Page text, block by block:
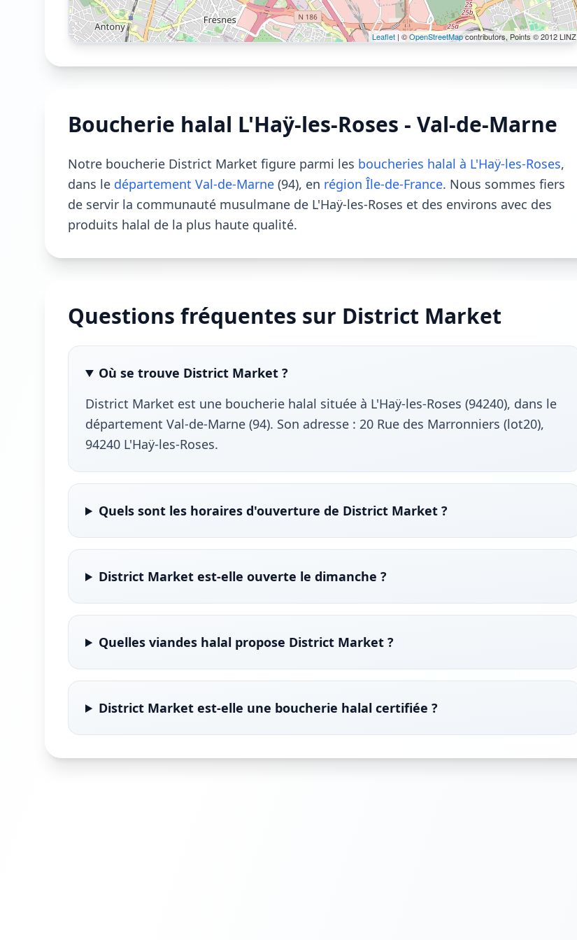
Leaflet | ©OpenStreetMapcontributors, Points © 2012 LINZ
Boucherie halal L'Haÿ-les-Roses - Val-de-Marne
Notre boucherie District Market figure parmi les boucheries halal à L'Haÿ-les-Roses,
dans le département Val-de-Marne (94), en région Île-de-France. Nous sommes fiers
de servir la communauté musulmane de L'Haÿ-les-Roses et des environs avec des
produits halal de la plus haute qualité.
Questions fréquentes sur District Market
Où se trouve District Market ?
District Market est une boucherie halal située à L'Haÿ-les-Roses (94240), dans le
département Val-de-Marne (94). Son adresse : 20 Rue des Marronniers (lot20),
94240 L'Haÿ-les-Roses.
Quels sont les horaires d'ouverture de District Market ?
District Market est-elle ouverte le dimanche ?
Quelles viandes halal propose District Market ?
District Market est-elle une boucherie halal certifiée ?